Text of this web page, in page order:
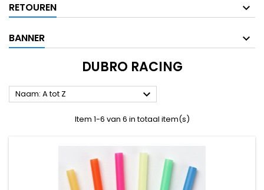
RETOUREN
BANNER
DUBRO RACING
Naam: A tot Z 
Item 1-6 van 6 in totaal item(s)